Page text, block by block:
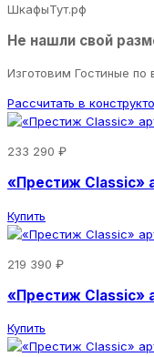
ШкафыТут.рф
Не нашли свой
Изготовим Гостиные
Рассчитать в
233 290 ₽
«Престиж Classic»
Купить
219 390 ₽
«Престиж Classic»
Купить